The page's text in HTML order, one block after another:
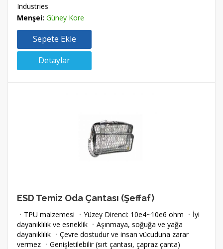
Industries
Menşei: Güney Kore
Sepete Ekle
Detaylar
ESD Temiz Oda Çantası (Şeffaf)
ㆍTPU malzemesi ㆍYüzey Direnci: 10e4~10e6 ohm ㆍİyi
dayanıklılık ve esneklik ㆍAşınmaya, soğuğa ve yağa
dayanıklılık ㆍÇevre dostudur ve insan vücuduna zarar
vermez ㆍGenişletilebilir (sırt çantası, çapraz çanta)